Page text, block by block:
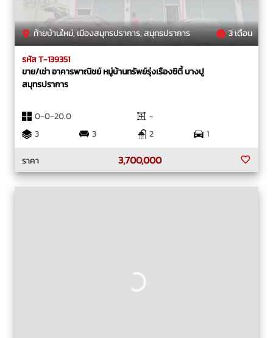
ท้ายบ้านใหม่, เมืองสมุทรปราการ, สมุทรปราการ 3 เดือน
รหัส T-139351
ขาย/เช่า อาคารพาณิชย์ หมู่บ้านทรัพย์รุ่งเรืองซิตี้ บางปู
สมุทรปราการ
0-0-20.0
-
3
3 2
1
ราคา
3,700,000